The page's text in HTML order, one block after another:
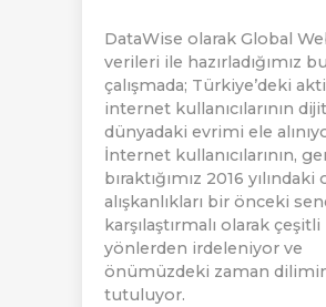
DataWise olarak Global
verileri ile hazırladığımız bu
çalışmada; Türkiye’deki
internet kullanıcılarının
dünyadaki evrimi ele
İnternet kullanıcılarının,
bıraktığımız 2016
alışkanlıkları bir önceki
karşılaştırmalı olarak çeşitli
yönlerden irdeleniyor ve
önümüzdeki zaman
tutuluyor.